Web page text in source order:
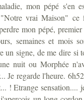
mon pépé s'en
vrai Maison" ce
mon pépé,
semaines et mois
un signe, de me dire si
nuit ou Morphée
Je regarde l'heure.
! Etrange sensation....